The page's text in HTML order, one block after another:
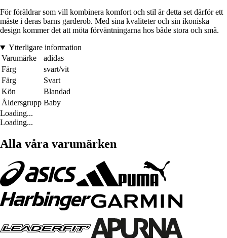
För föräldrar som vill kombinera komfort och stil är detta set därför ett
måste i deras barns garderob. Med sina kvaliteter och sin ikoniska
design kommer det att möta förväntningarna hos både stora och små.
Ytterligare information
Varumärke
adidas
Färg
svart/vit
Färg
Svart
Kön
Blandad
Åldersgrupp Baby
Loading...
Loading...
Alla våra varumärken